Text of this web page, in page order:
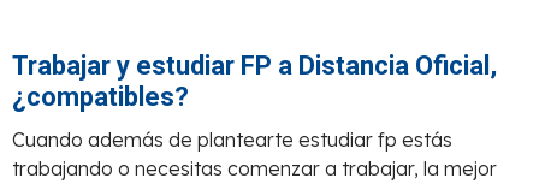
Trabajar y estudiar FP a Distancia Oficial,
¿compatibles?
Cuando además de plantearte estudiar fp estás
trabajando o necesitas comenzar a trabajar, la mejor